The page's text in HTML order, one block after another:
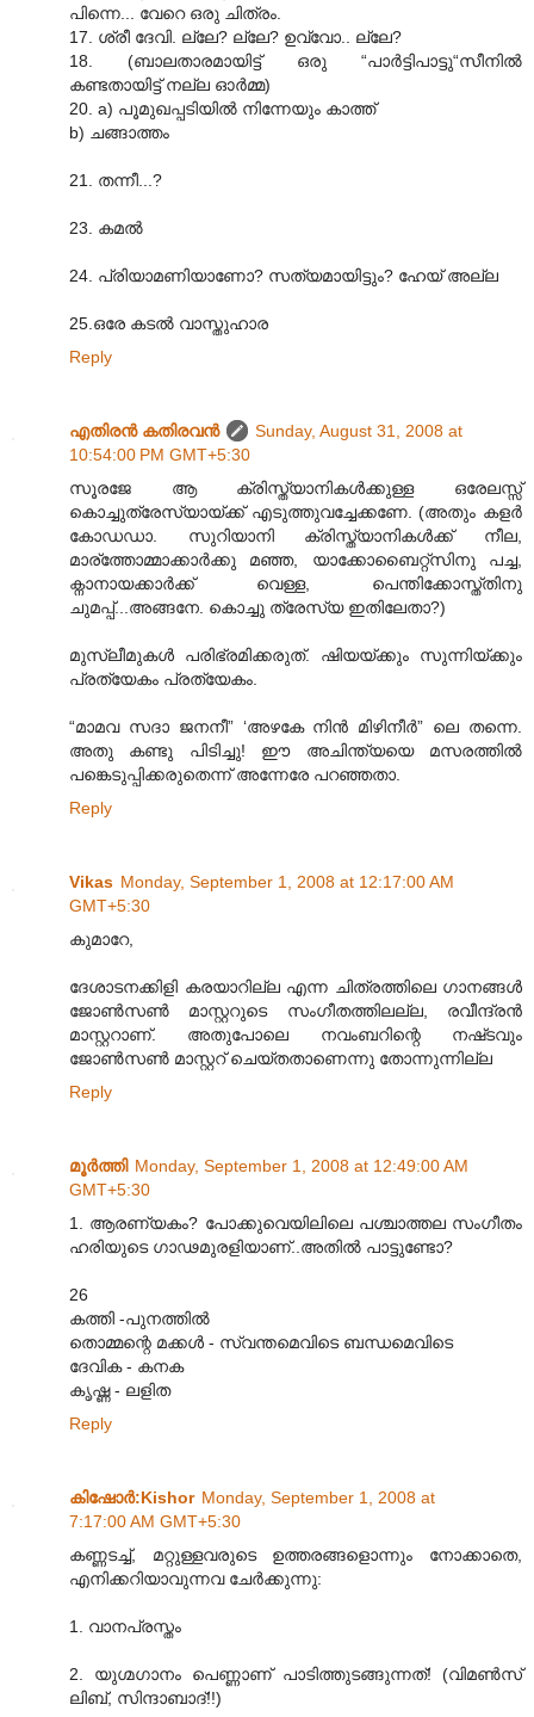
പിന്നെ... വേറെ ഒരു ചിത്രം.
17. ശ്രീ ദേവി. ല്ലേ? ല്ലേ? ഉവ്വോ.. ല്ലേ?
18. (ബാലതാരമായിട്ട് ഒരു “പാര്‍ട്ടിപാട്ടു“സീനില്‍
കണ്ടതായിട്ട് നല്ല ഓര്‍മ്മ)
20. a) പൂമുഖപ്പടിയില്‍ നിന്നേയും കാത്ത്
b) ചങ്ങാത്തം
21. തന്നീ...?
23. കമല്‍
24. പ്രിയാമണിയാണോ? സത്യമായിട്ടും? ഹേയ് അല്ല
25.ഒരേ കടല്‍ വാസ്തുഹാര
Reply
എതിരന്‍ കതിരവന്‍
Sunday, August 31, 2008 at
10:54:00 PM GMT+5:30
സൂരജേ ആ ക്രിസ്ത്യാനികള്‍ക്കുള്ള ഒരേലസ്സ്
കൊച്ചുത്രേസ്യായ്ക്ക് എടുത്തുവച്ചേക്കണേ. (അതും കളര്‍
കോഡഡാ. സുറിയാനി ക്രിസ്ത്യാനികള്‍ക്ക് നീല,
മാര്ത്തോമ്മാക്കാര്‍ക്കു മഞ്ഞ, യാക്കോബൈറ്റ്സിനു പച്ച,
ക്നാനായക്കാര്‍ക്ക് വെള്ള, പെന്തിക്കോസ്ത്തിനു
ചുമപ്പ്...അങ്ങനേ. കൊച്ചു ത്രേസ്യ ഇതിലേതാ?)
മുസ്ലീമുകള്‍ പരിഭ്രമിക്കരുത്. ഷിയയ്ക്കും സുന്നിയ്ക്കും
പ്രത്യേകം പ്രത്യേകം.
“മാമവ സദാ ജനനീ” ‘അഴകേ നിന്‍ മിഴിനീര്‍” ലെ തന്നെ.
അതു കണ്ടു പിടിച്ചു! ഈ അചിന്ത്യയെ മസരത്തില്‍
പങ്കെടുപ്പിക്കരുതെന്ന് അന്നേരേ പറഞ്ഞതാ.
Reply
Vikas Monday, September 1, 2008 at 12:17:00 AM
GMT+5:30
കുമാറേ,
ദേശാടനക്കിളി കരയാറില്ല എന്ന ചിത്രത്തിലെ ഗാനങ്ങള്‍
ജോണ്‍സണ്‍ മാസ്റ്ററുടെ സംഗീതത്തിലല്ല, രവീന്ദ്രന്‍
മാസ്റ്ററാണ്. അതുപോലെ നവംബറിന്റെ നഷ്‌ടവും
ജോണ്‍സണ്‍ മാസ്റ്ററ് ചെയ്തതാ‍ണെന്നു തോന്നുന്നില്ല
Reply
മൂര്‍ത്തി Monday, September 1, 2008 at 12:49:00 AM
GMT+5:30
1. ആരണ്യകം? പോക്കുവെയിലിലെ പശ്ചാത്തല സംഗീതം
ഹരിയുടെ ഗാഢമുരളിയാണ്..അതില്‍ പാട്ടുണ്ടോ?
26
കത്തി -പുനത്തില്‍
തൊമ്മന്റെ മക്കള്‍ - സ്വന്തമെവിടെ ബന്ധമെവിടെ
ദേവിക - കനക
കൃഷ്ണ - ലളിത
Reply
കിഷോർ‍:Kishor Monday, September 1, 2008 at
7:17:00 AM GMT+5:30
കണ്ണടച്ച്, മറ്റുള്ളവരുടെ ഉത്തരങ്ങളൊന്നും നോക്കാതെ,
എനിക്കറിയാവുന്നവ ചേര്‍ക്കുന്നു:
1. വാനപ്രസ്തം
2. യുഗ്മഗാനം പെണ്ണാണ് പാടിത്തുടങ്ങുന്നത്! (വിമണ്‍സ്
ലിബ്, സിന്ദാബാദ്!!)